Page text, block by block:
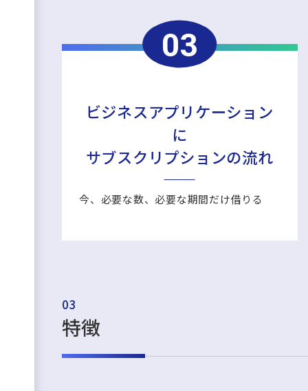
ビジネスアプリケーション
に
サブスクリプションの流れ
今、必要な数、必要な期間だけ借りる
03
特徴